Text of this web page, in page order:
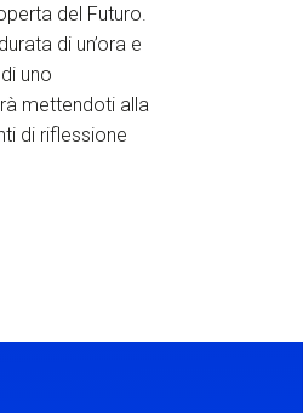
del Futuro.
di un’ora e
uno
mettendoti alla
di riflessione